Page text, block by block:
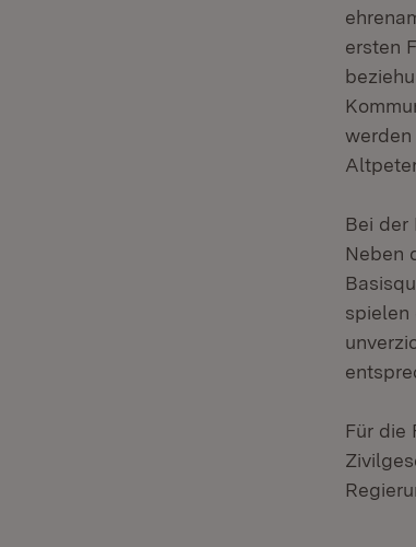
ersten
werden
Bei der
Neben
spielen
Für die